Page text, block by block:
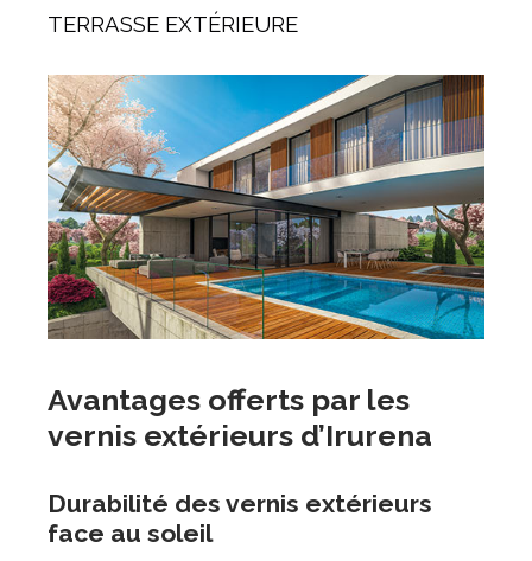
TERRASSE EXTÉRIEURE
Avantages offerts par les
vernis extérieurs d’Irurena
Durabilité des vernis extérieurs
face au soleil